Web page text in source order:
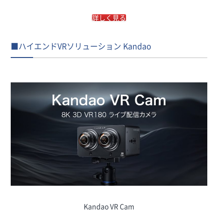
詳しく見る
■ハイエンドVRソリューション Kandao
Kandao VR Cam